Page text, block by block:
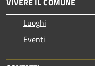
Luoghi
Eventi